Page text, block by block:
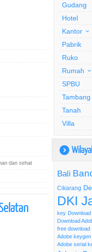
dan sehat
Gudang
Hotel
Kantor
Pabrik
Ruko
Rumah
SPBU
Tambang
Tanah
Villa
)
Bali
Cikarang
DKI
key
Download
free download
Adobe keygen
Adobe serial